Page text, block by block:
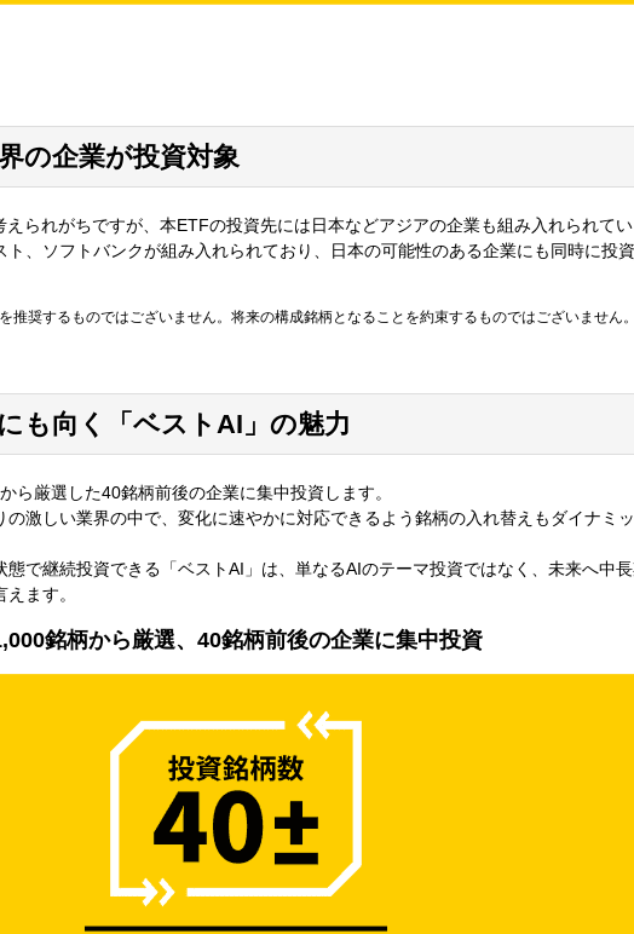
の企業が投資対象
られがちですが、本ETFの投資先には日本などアジアの企業も組み入れられてい
、ソフトバンクが組み入れられており、日本の可能性のある企業にも同時に投
推奨するものではございません。将来の構成銘柄となることを約束するものではございません。
も向く「ベストAI」の魅力
ら厳選した40銘柄前後の企業に集中投資します。
の激しい業界の中で、変化に速やかに対応できるよう銘柄の入れ替えもダイナミ
で継続投資できる「ベストAI」は、単なるAIのテーマ投資ではなく、未来へ中
ます。
銘柄から厳選、40銘柄前後の企業に集中投資